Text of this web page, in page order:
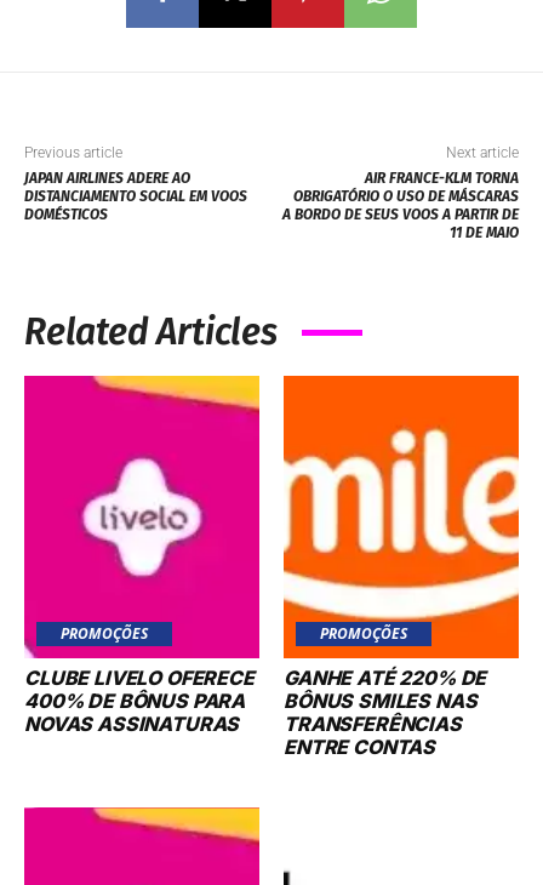
Previous article
JAPAN AIRLINES ADERE AO
DISTANCIAMENTO SOCIAL EM VOOS
DOMÉSTICOS
Next article
AIR FRANCE-KLM TORNA
OBRIGATÓRIO O USO DE MÁSCARAS
A BORDO DE SEUS VOOS A PARTIR DE
11 DE MAIO
Related Articles
PROMOÇÕES
CLUBE LIVELO OFERECE
400% DE BÔNUS PARA
NOVAS ASSINATURAS
PROMOÇÕES
GANHE ATÉ 220% DE
BÔNUS SMILES NAS
TRANSFERÊNCIAS
ENTRE CONTAS